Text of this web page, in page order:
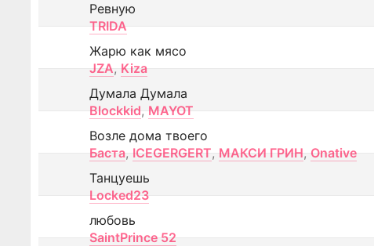
Ревную
TRIDA
Жарю как мясо
JZA, Kiza
Думала Думала
Blockkid, MAYOT
Возле дома твоего
Баста, ICEGERGERT, МАКСИ ГРИН, Onative
Танцуешь
Locked23
любовь
SaintPrince 52